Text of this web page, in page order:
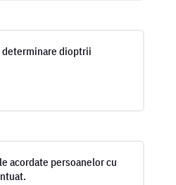
dioptrii
acordate persoanelor cu